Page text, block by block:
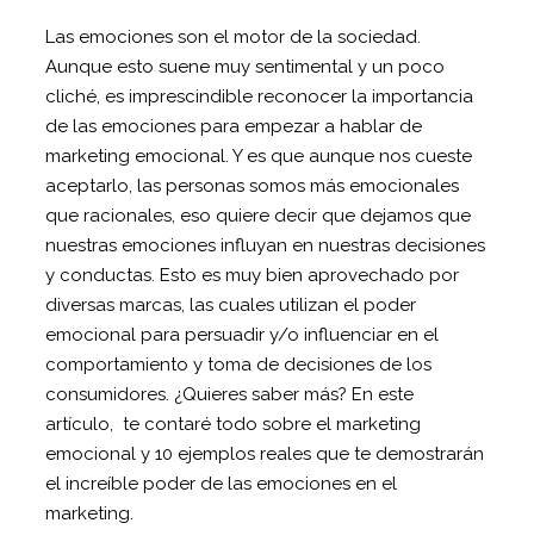
Las emociones son el motor de la sociedad.
Aunque esto suene muy sentimental y un poco
cliché, es imprescindible reconocer la importancia
de las emociones para empezar a hablar de
marketing emocional. Y es que aunque nos cueste
aceptarlo, las personas somos más emocionales
que racionales, eso quiere decir que dejamos que
nuestras emociones influyan en nuestras decisiones
y conductas. Esto es muy bien aprovechado por
diversas marcas, las cuales utilizan el poder
emocional para persuadir y/o influenciar en el
comportamiento y toma de decisiones de los
consumidores. ¿Quieres saber más? En este
artículo, te contaré todo sobre el marketing
emocional y 10 ejemplos reales que te demostrarán
el increíble poder de las emociones en el
marketing.